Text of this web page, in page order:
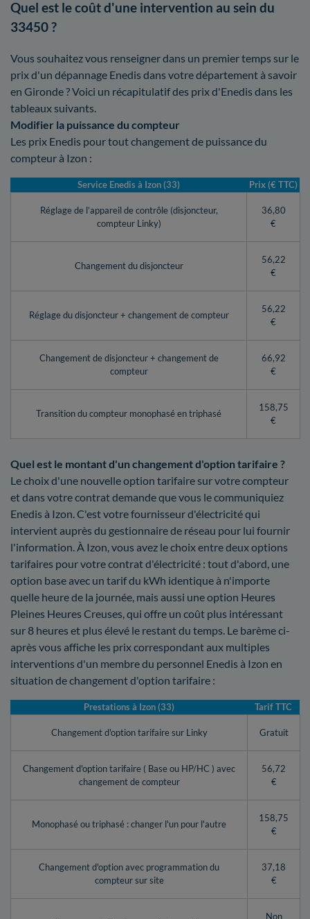
Quel est le coût d'une intervention au sein du
33450 ?
Vous souhaitez vous renseigner dans un premier temps sur le
prix d'un dépannage Enedis dans votre département à savoir
en Gironde ? Voici un récapitulatif des prix d'Enedis dans les
tableaux suivants.
Modifier la puissance du compteur
Les prix Enedis pour tout changement de puissance du
compteur à Izon :
Service Enedis à Izon (33) Prix (€ TTC)
Réglage de l’appareil de contrôle (disjoncteur,
compteur Linky)
36,80
€
Changement du disjoncteur
56,22
€
Réglage du disjoncteur + changement de compteur
56,22
€
Changement de disjoncteur + changement de
compteur
66,92
€
Transition du compteur monophasé en triphasé
158,75
€
Quel est le montant d'un changement d'option tarifaire ?
Le choix d'une nouvelle option tarifaire sur votre compteur
et dans votre contrat demande que vous le communiquiez
Enedis à Izon. C'est votre fournisseur d'électricité qui
intervient auprès du gestionnaire de réseau pour lui fournir
l'information. À Izon, vous avez le choix entre deux options
tarifaires pour votre contrat d'électricité : tout d'abord, une
option base avec un tarif du kWh identique à n'importe
quelle heure de la journée, mais aussi une option Heures
Pleines Heures Creuses, qui offre un coût plus intéressant
sur 8 heures et plus élevé le restant du temps. Le barème ci-
après vous affiche les prix correspondant aux multiples
interventions d'un membre du personnel Enedis à Izon en
situation de changement d'option tarifaire :
Prestations à Izon (33) Tarif TTC
Changement d'option tarifaire sur Linky Gratuit
Changement d'option tarifaire ( Base ou HP/HC ) avec
changement de compteur
56,72
€
Monophasé ou triphasé : changer l'un pour l'autre
158,75
€
Changement d'option avec programmation du
compteur sur site
37,18
€
Non